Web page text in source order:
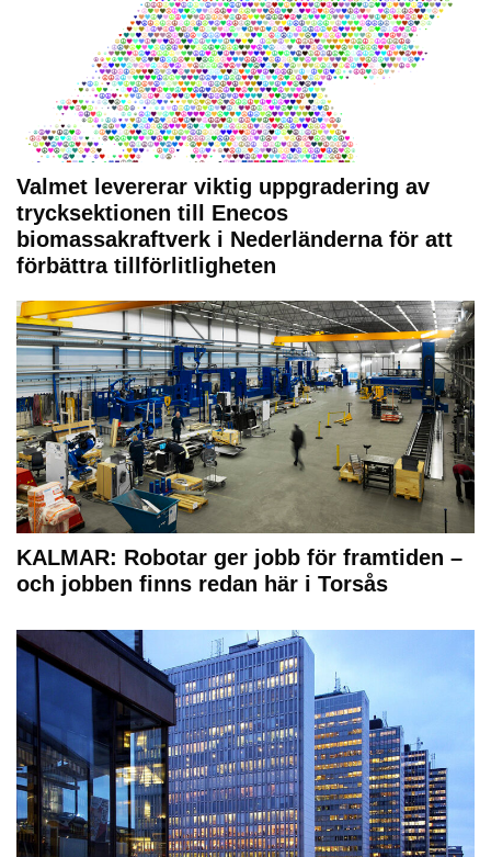
Valmet levererar viktig uppgradering av
trycksektionen till Enecos
biomassakraftverk i Nederländerna för att
förbättra tillförlitligheten
KALMAR: Robotar ger jobb för framtiden –
och jobben finns redan här i Torsås